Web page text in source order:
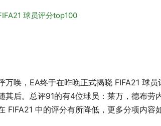
万唤，EA终于在昨晚正式揭晓 FIFA21 球
其后。总评91的有4位球员：莱万，德布
FIFA21 中的评分有所降低，更多分项内容